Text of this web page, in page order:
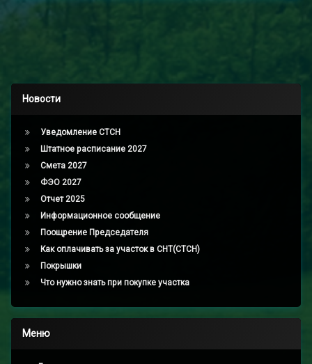
Новости
Уведомление СТСН
Штатное расписание 2027
Смета 2027
ФЭО 2027
Отчет 2025
Информационное сообщение
Поощрение Председателя
Как оплачивать за участок в СНТ(СТСН)
Покрышки
Что нужно знать при покупке участка
Меню